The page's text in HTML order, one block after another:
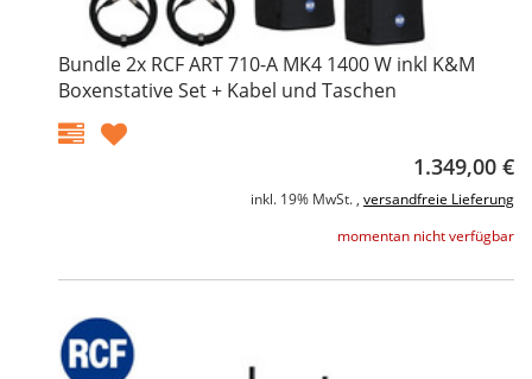
Bundle 2x RCF ART 710-A MK4 1400 W inkl K&M
Boxenstative Set + Kabel und Taschen
1.349,00 €
inkl. 19% MwSt. , versandfreie Lieferung
momentan nicht verfügbar